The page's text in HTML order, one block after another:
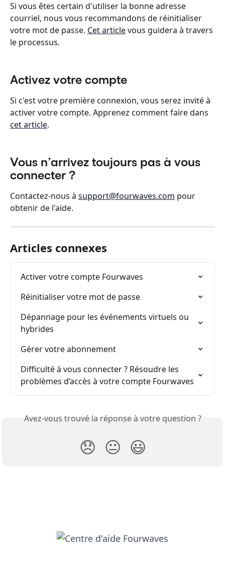
Si vous êtes certain d'utiliser la bonne adresse
courriel, nous vous recommandons de réinitialiser
votre mot de passe. Cet article vous guidera à travers
le processus.
Activez votre compte
Si c'est votre première connexion, vous serez invité à
activer votre compte. Apprenez comment faire dans
cet article.
Vous n’arrivez toujours pas à vous
connecter ?
Contactez-nous à support@fourwaves.com pour
obtenir de l'aide.
Articles connexes
Activer votre compte Fourwaves
Réinitialiser votre mot de passe
Dépannage pour les événements virtuels ou
hybrides
Gérer votre abonnement
Difficulté à vous connecter ? Résoudre les
problèmes d’accès à votre compte Fourwaves
Avez-vous trouvé la réponse à votre question ?
😞 😐 😃